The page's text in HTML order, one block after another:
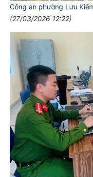
Công an phường Lưu
(27/03/2026 12:22)